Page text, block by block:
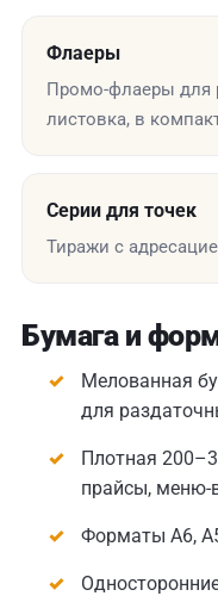
Флаеры
Промо-флаеры для
листовка, в
Серии для точек
Тиражи с
Бумага и
Мелованная
для
Плотная
прайсы,
Форматы А6,